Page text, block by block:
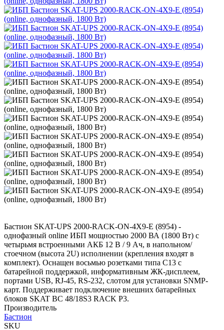
Бастион SKAT-UPS 2000-RACK-ON-4X9-E (8954) -
однофазный online ИБП мощностью 2000 ВА (1800 Вт) с
четырьмя встроенными АКБ 12 В / 9 Ач, в напольном/
стоечном (высота 2U) исполнении (крепления входят в
комплект). Оснащен восьмью розетками типа C13 с
батарейной поддержкой, информативным ЖК-дисплеем,
портами USB, RJ-45, RS-232, слотом для установки SNMP-
карт. Поддерживает подключение внешних батарейных
блоков SKAT BC 48/18S3 RACK P3.
Производитель
Бастион
SKU